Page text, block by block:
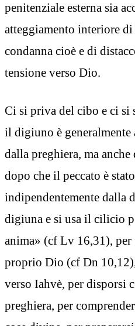
penitenziale esterna sia
atteggiamento interiore
condanna cioè e di
tensione verso Dio.
Ci si priva del cibo e ci
il digiuno è generalmente
dalla preghiera, ma anche
dopo che il peccato è
indipendentemente dalla
digiuna e si usa il cilicio
anima» (cf Lv 16,31),
proprio Dio (cf Dn
verso Iahvè, per disporsi
preghiera, per